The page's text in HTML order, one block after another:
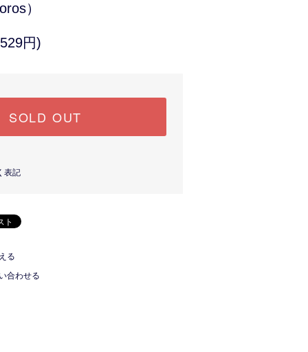
）
円)
SOLD OUT
表記
る
合わせる